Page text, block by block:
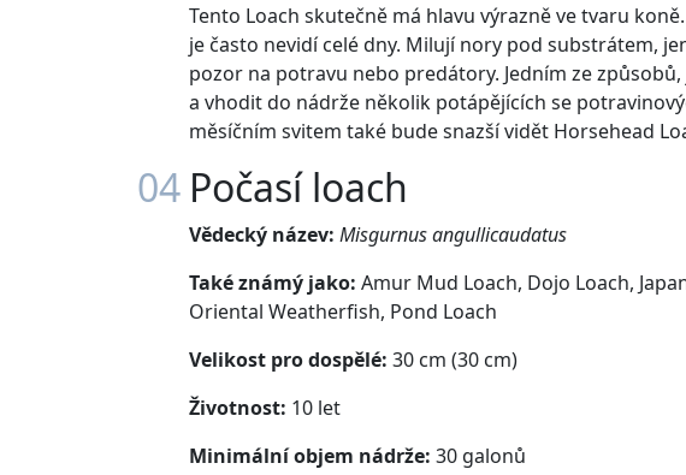
Tento Loach skutečně má hlavu výrazně ve tvaru
je často nevidí celé dny. Milují nory pod substrátem,
pozor na potravu nebo predátory. Jedním ze
a vhodit do nádrže několik potápějících se
měsíčním svitem také bude snazší vidět Horsehead
04 Počasí loach
Vědecký název: Misgurnus angullicaudatus
Také známý jako: Amur Mud Loach, Dojo Loach,
Oriental Weatherfish, Pond Loach
Velikost pro dospělé: 30 cm (30 cm)
Životnost: 10 let
Minimální objem nádrže: 30 galonů